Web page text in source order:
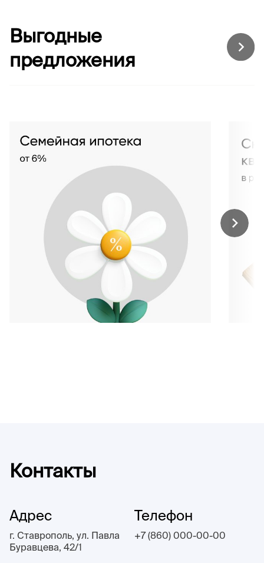
Выгодные
предложения
Контакты
Адрес
г. Ставрополь, ул. Павла
Буравцева, 42/1
Телефон
+7 (860) 000-00-00